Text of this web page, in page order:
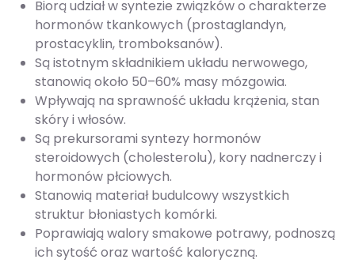
Biorą udział w syntezie związków o charakterze
hormonów tkankowych (prostaglandyn,
prostacyklin, tromboksanów).
Są istotnym składnikiem układu nerwowego,
stanowią około 50–60% masy mózgowia.
Wpływają na sprawność układu krążenia, stan
skóry i włosów.
Są prekursorami syntezy hormonów
steroidowych (cholesterolu), kory nadnerczy i
hormonów płciowych.
Stanowią materiał budulcowy wszystkich
struktur błoniastych komórki.
Poprawiają walory smakowe potrawy, podnoszą
ich sytość oraz wartość kaloryczną.